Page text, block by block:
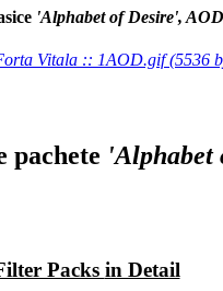
'Alphabet of Desire',
pachete 'Alphabet
Packs in Detail